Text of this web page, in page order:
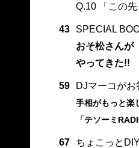
Q.10 「この先
43
SPECIAL
おそ松さんが
やってきた!!
59 DJマーコがお
手相がもっと楽
「テソーミ
67 ちょこっと